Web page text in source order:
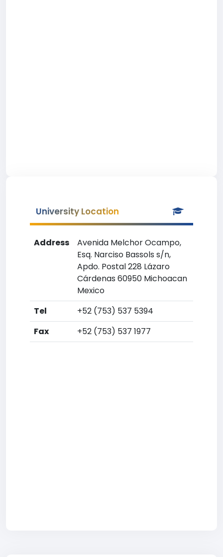
University Location
Address
Avenida Melchor Ocampo,
Esq. Narciso Bassols s/n,
Apdo. Postal 228 Lázaro
Cárdenas 60950 Michoacan
Mexico
Tel
+52 (753) 537 5394
Fax
+52 (753) 537 1977